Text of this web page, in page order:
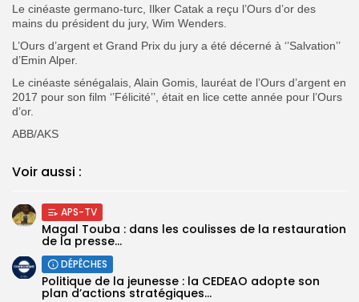
Le cinéaste germano-turc, Ilker Catak a reçu l’Ours d’or des
mains du président du jury, Wim Wenders.
L’Ours d’argent et Grand Prix du jury a été décerné à ‘’Salvation’’
d’Emin Alper.
Le cinéaste sénégalais, Alain Gomis, lauréat de l’Ours d’argent en
2017 pour son film ‘’Félicité’’, était en lice cette année pour l’Ours
d’or.
ABB/AKS
Voir aussi :
APS-TV
Magal Touba : dans les coulisses de la restauration
de la presse...
DÉPÊCHES
Politique de la jeunesse : la CEDEAO adopte son
plan d’actions stratégiques...